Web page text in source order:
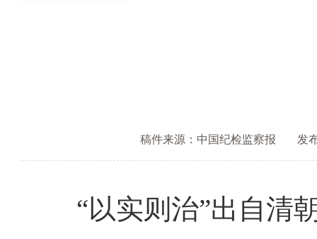
稿件来源：中国纪检监察报 发
“以实则治”出自清朝